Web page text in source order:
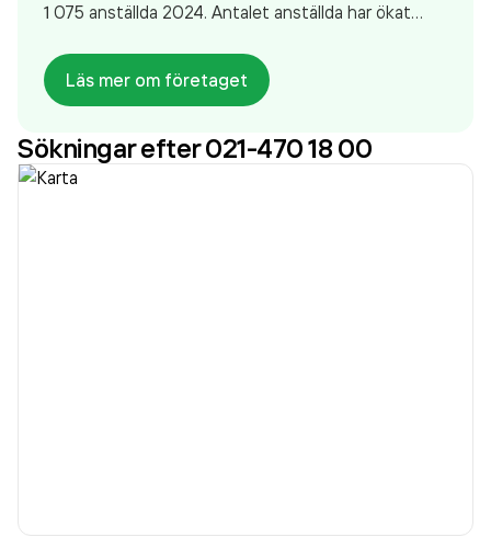
1 075 anställda 2024. Antalet anställda har ökat
personer på företaget. Bolaget är ett aktiebolag
som varit aktivt sedan 1998. Svealandstrafiken AB
omsatte 1 327 051 000,00 krsenaste
räkenskapsåret (2024).
Läs mer om företaget
Sökningar efter 021-470 18 00